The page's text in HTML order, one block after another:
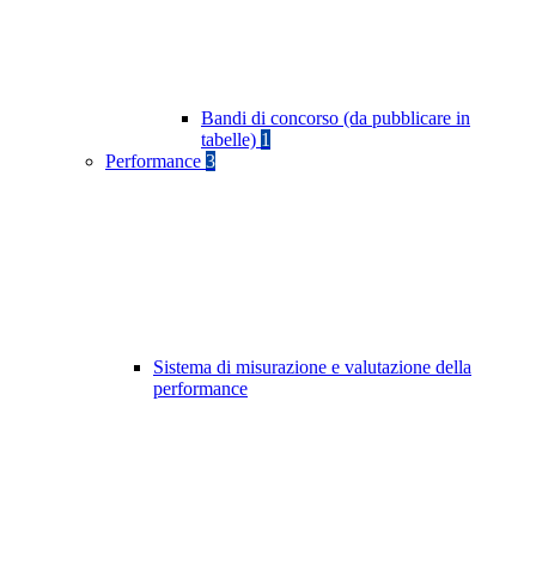
Bandi di concorso (da pubblicare in
tabelle) 1
Performance 3
Sistema di misurazione e valutazione della
performance